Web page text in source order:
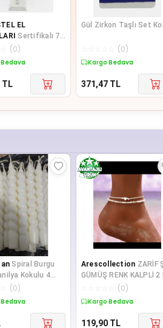
EL
Sertifikalı 7
Taş Kolye &
Orijinal Doğal
(0)
TL
Gül Zirkon Taşlı Set
(0)
Kargo Bedava
371,47 TL
Spiral Burgu
Kokulu 4
(0)
Arescollection ZARİF
GÜMÜŞ RENK KALPLİ 2
(0)
Kargo Bedava
119,90 TL